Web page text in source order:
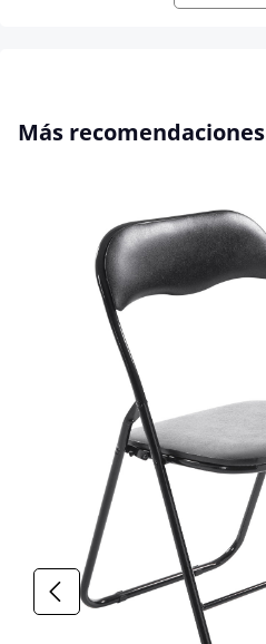
Omitir la galería de productos
Más recomendaciones